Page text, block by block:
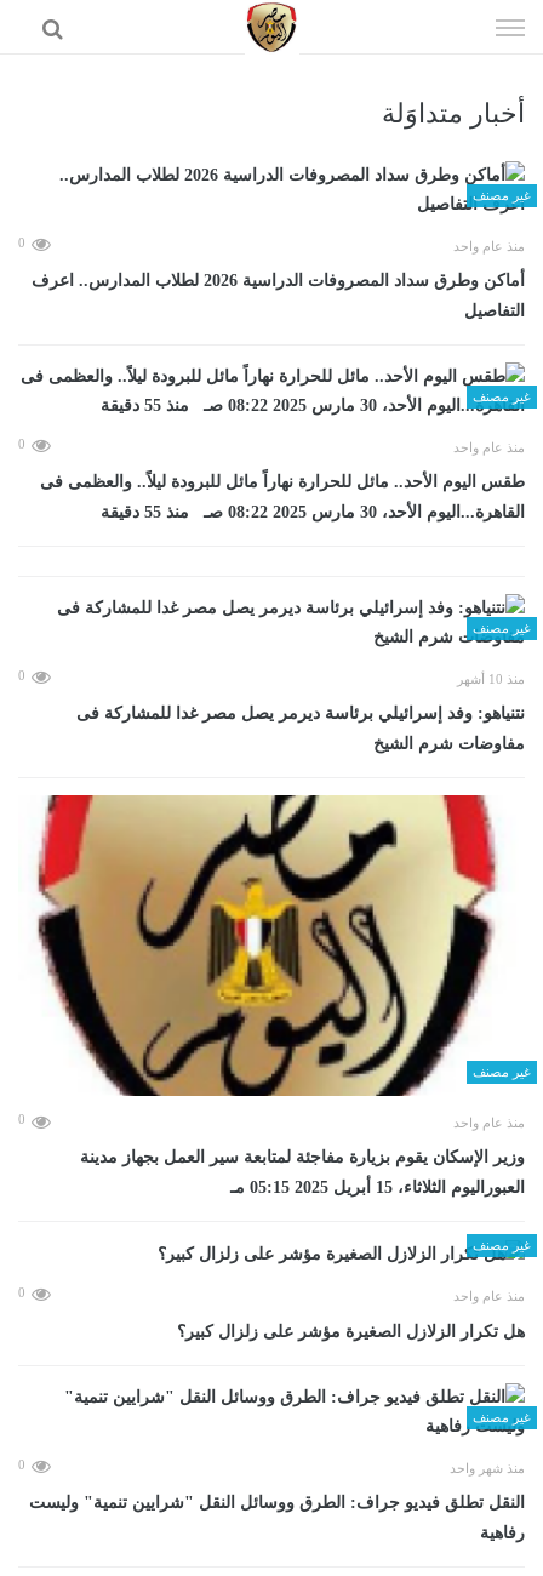
الى
أخبار متداوَلة
غير مصنف
منذ عام واحد 0
أماكن وطرق سداد المصروفات الدراسية 2026 لطلاب المدارس.. اعرف
التفاصيل
غير مصنف
منذ عام واحد 0
طقس اليوم الأحد.. مائل للحرارة نهاراً مائل للبرودة ليلاً.. والعظمى فى
القاهرة...اليوم الأحد، 30 مارس 2025 08:22 صـ منذ 55 دقيقة
غير مصنف
منذ 10 أشهر 0
نتنياهو: وفد إسرائيلي برئاسة ديرمر يصل مصر غدا للمشاركة فى
مفاوضات شرم الشيخ
غير مصنف
منذ عام واحد 0
وزير الإسكان يقوم بزيارة مفاجئة لمتابعة سير العمل بجهاز مدينة
العبوراليوم الثلاثاء، 15 أبريل 2025 05:15 مـ
غير مصنف
منذ عام واحد 0
هل تكرار الزلازل الصغيرة مؤشر على زلزال كبير؟
غير مصنف
منذ شهر واحد 0
​النقل تطلق فيديو جراف: الطرق ووسائل النقل "شرايين تنمية" وليست
رفاهية